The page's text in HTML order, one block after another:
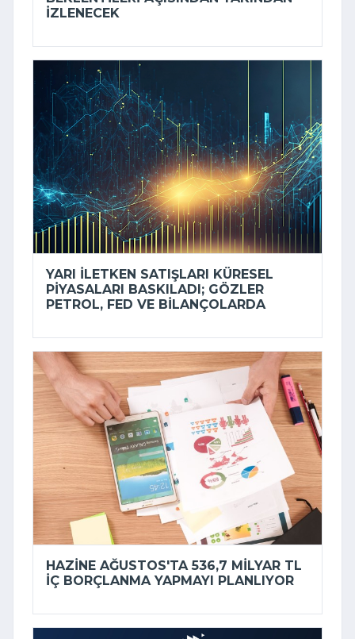
IZLENECEK
YARI ILETKEN SATIŞLARI KÜRESEL
PIYASALARI BASKILADI; GÖZLER
PETROL, FED VE BILANÇOLARDA
HAZINE AĞUSTOS'TA 536,7 MILYAR TL
IÇ BORÇLANMA YAPMAYI PLANLIYOR